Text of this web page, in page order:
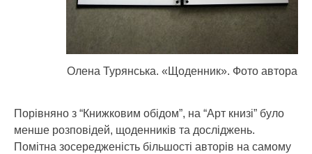
Олена Турянська. «Щоденник». Фото автора
Порівняно з “Книжковим обідом”, на “Арт книзі” було
менше розповідей, щоденників та досліджень.
Помітна зосередженість більшості авторів на самому